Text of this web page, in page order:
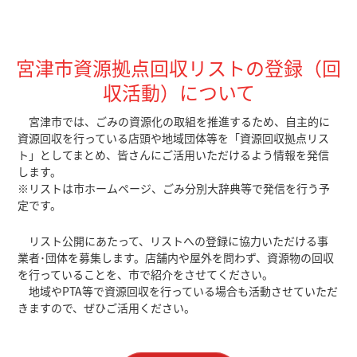
宮津市資源拠点回収リストの登録（回
収活動）について
宮津市では、ごみの資源化の取組を推進するため、自主的に
資源回収を行っている店頭や地域団体等を「資源回収拠点リス
ト」としてまとめ、皆さんにご活用いただけるよう情報を発信
します。
※リストは市ホームページ、ごみ分別大辞典等で発信を行う予
定です。
リスト公開にあたって、リストへの登録に協力いただける事
業者･団体を募集します。店舗内や屋外を問わず、資源物の回収
を行っていることを、市で紹介をさせてください。
地域やPTA等で資源回収を行っている場合も活動させていただ
きますので、ぜひご活用ください。